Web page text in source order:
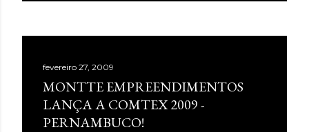
fevereiro 27, 2009
MONTTE EMPREENDIMENTOS
LANÇA A COMTEX 2009 -
PERNAMBUCO!